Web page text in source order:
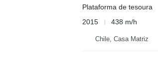
Plataforma de tesoura
2015
438 m/h
Chile, Casa Matriz